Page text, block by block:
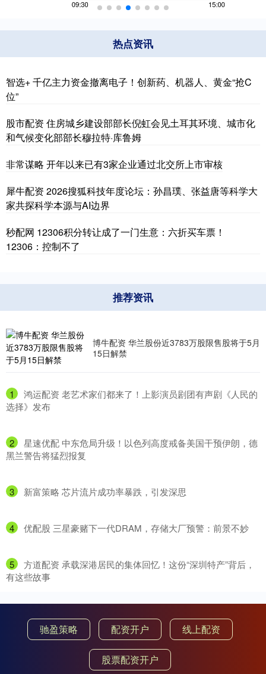
热点资讯
智选+ 千亿主力资金撤离电子！创新药、机器人、黄金“抢C
位”
股市配资 住房城乡建设部部长倪虹会见土耳其环境、城市化
和气候变化部部长穆拉特·库鲁姆
非常谋略 开年以来已有3家企业通过北交所上市审核
犀牛配资 2026搜狐科技年度论坛：孙昌璞、张益唐等科学大
家共探科学本源与AI边界
秒配网 12306积分转让成了一门生意：六折买车票！
12306：控制不了
推荐资讯
博牛配资 华兰股份近3783万股限售股将于5月
15日解禁
1
​鸿运配资 老艺术家们都来了！上影演员剧团有声剧《人民的
选择》发布
2
​星速优配 中东危局升级！以色列高度戒备美国干预伊朗，德
黑兰警告将猛烈报复
3 ​新富策略 芯片流片成功率暴跌，引发深思
4 ​优配股 三星豪赌下一代DRAM，存储大厂预警：前景不妙
5
​方道配资 承载深港居民的集体回忆！这份“深圳特产”背后，
有这些故事
驰盈策略 配资开户 线上配资
股票配资开户